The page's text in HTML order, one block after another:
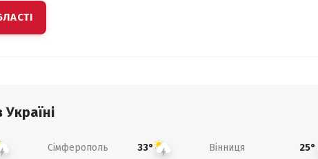
Україні
Сімферополь 33° Вінниця 25°